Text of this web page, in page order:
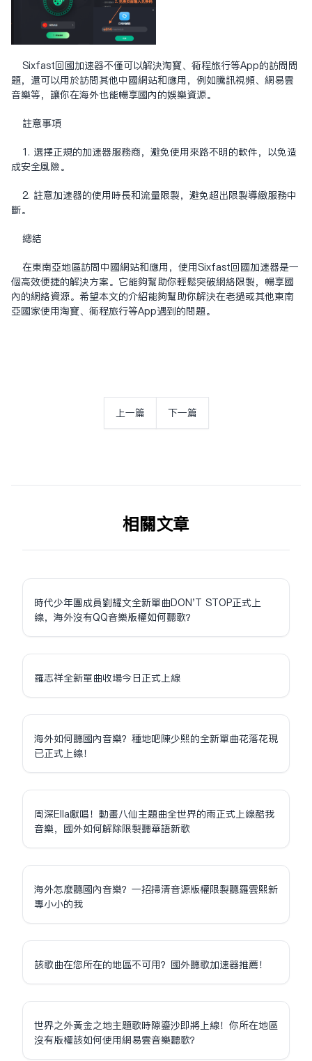
Sixfast回国加速器不仅可以解决淘宝、同程旅行等App的访问问
题，还可以用于访问其他中国网站和应用，例如腾讯视频、网易云
音乐等，让你在海外也能畅享国内的娱乐资源。
注意事项
1. 选择正规的加速器服务商，避免使用来路不明的软件，以免造
成安全风险。
2. 注意加速器的使用时长和流量限制，避免超出限制导致服务中
断。
总结
在东南亚地区访问中国网站和应用，使用Sixfast回国加速器是一
个高效便捷的解决方案。它能够帮助你轻松突破网络限制，畅享国
内的网络资源。希望本文的介绍能够帮助你解决在老挝或其他东南
亚国家使用淘宝、同程旅行等App遇到的问题。
上一篇 下一篇
相关文章
時代少年團成員劉耀文全新單曲DON'T STOP正式上
線，海外沒有QQ音樂版權如何聽歌？
羅志祥全新單曲收場今日正式上線
海外如何聽國內音樂？種地吧陳少熙的全新單曲花落花現
已正式上線！
周深Ella獻唱！動畫八仙主題曲全世界的雨正式上線酷我
音樂，國外如何解除限制聽華語新歌
海外怎麼聽國內音樂？一招掃清音源版權限制聽羅雲熙新
專小小的我
該歌曲在您所在的地區不可用？國外聽歌加速器推薦！
世界之外黃金之地主題歌時隙鎏沙即將上線！你所在地區
沒有版權該如何使用網易雲音樂聽歌？